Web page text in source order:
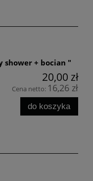
shower + bocian "
20,00 zł
Cena netto: 16,26 zł
do koszyka